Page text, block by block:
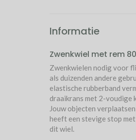
Informatie
Zwenkwiel met rem
Zwenkwielen nodig voor
als duizenden andere
elastische rubberband
draaikrans met 2-voudige
Jouw objecten
heeft een stevige stop
dit wiel.